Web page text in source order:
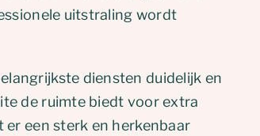
uitstraling wordt
diensten duidelijk en
de ruimte biedt voor extra
een sterk en herkenbaar